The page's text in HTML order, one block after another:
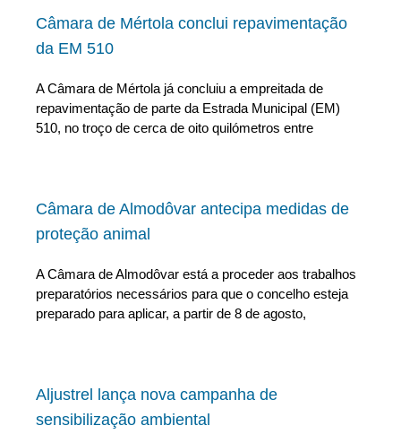
Câmara de Mértola conclui repavimentação
da EM 510
A Câmara de Mértola já concluiu a empreitada de
repavimentação de parte da Estrada Municipal (EM)
510, no troço de cerca de oito quilómetros entre
Câmara de Almodôvar antecipa medidas de
proteção animal
A Câmara de Almodôvar está a proceder aos trabalhos
preparatórios necessários para que o concelho esteja
preparado para aplicar, a partir de 8 de agosto,
Aljustrel lança nova campanha de
sensibilização ambiental